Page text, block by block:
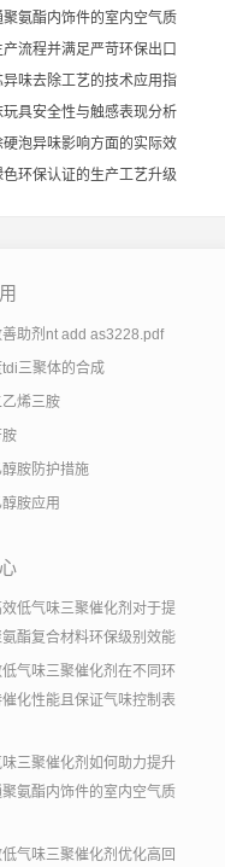
氨酯内饰件的室内空气质
流程并满足严苛环保出口
味去除工艺的技术应用指
具安全性与触感表现分析
泡异味影响方面的实际效
环保认证的生产工艺升级
助剂nt add as3228.pdf
三聚体的合成
烯三胺
胺防护措施
胺应用
低气味三聚催化剂对于提
酯复合材料环保级别效能
气味三聚催化剂在不同环
化性能且保证气味控制表
三聚催化剂如何助力提升
氨酯内饰件的室内空气质
气味三聚催化剂优化高回